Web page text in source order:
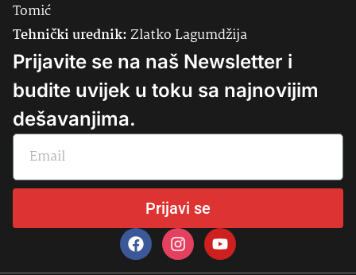
Tomić
Tehnički urednik:Zlatko Lagumdžija
Prijavite se na naš Newsletter i
budite uvijek u toku sa najnovijim
dešavanjima.
Prijavi se